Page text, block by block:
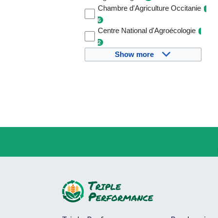
Chambre d'Agriculture Occitanie
6
Centre National d'Agroécologie
2
Show more